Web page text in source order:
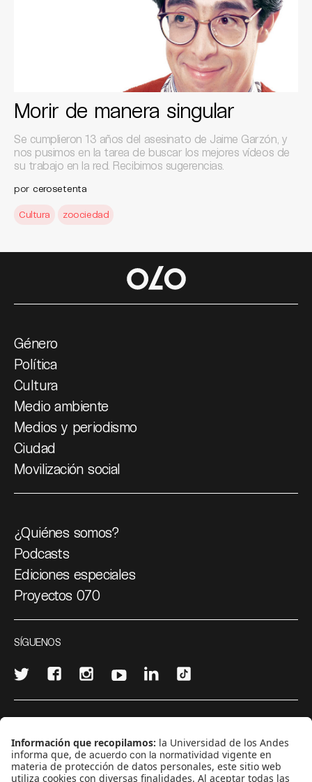
Morir de manera singular
Se cumplieron 13 años del asesinato de Jaime Garzón, y
nos pusimos en la tarea de buscar los mejores vídeos de
su trabajo en la red. Recibimos sugerencias.
por cerosetenta
Cultura zoociedad
Género
Política
Cultura
Medio ambiente
Medios y periodismo
Ciudad
Movilización social
¿Quiénes somos?
Podcasts
Ediciones especiales
Proyectos 070
SÍGUENOS
CONTÁCTANOS
cerosetenta@uniandes.edu.co